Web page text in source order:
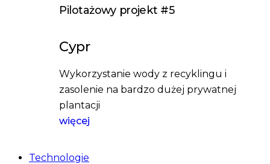
Pilotażowy projekt #5
Cypr
Wykorzystanie wody z recyklingu i
zasolenie na bardzo dużej prywatnej
plantacji
więcej
Technologie